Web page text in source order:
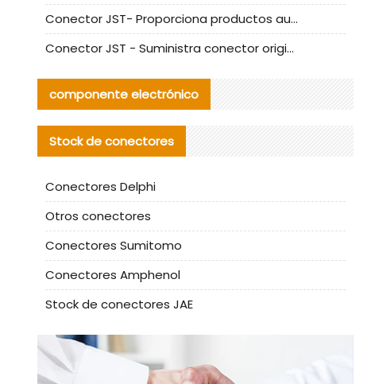
Conector JST- Proporciona productos auténticos y alternativos del conector JST NSHR-02V-S
Conector JST - Suministra conector original JST GHR-09V-S | productos alternativos
componente electrónico
Stock de conectores
Conectores Delphi
Otros conectores
Conectores Sumitomo
Conectores Amphenol
Stock de conectores JAE